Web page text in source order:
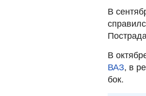
В
В
ВАЗ, в
бок.